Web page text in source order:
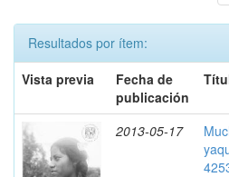
Resultados por ítem:
Vista previa
Fecha de
publicación
2013-05-17